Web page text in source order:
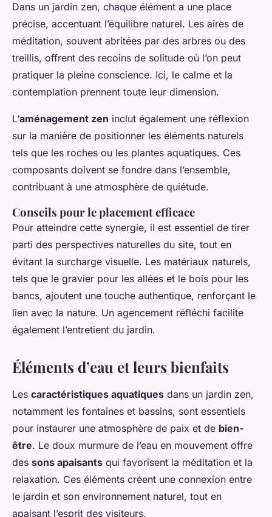
Dans un jardin zen, chaque élément a une place
précise, accentuant l’équilibre naturel. Les aires de
méditation, souvent abritées par des arbres ou des
treillis, offrent des recoins de solitude où l’on peut
pratiquer la pleine conscience. Ici, le calme et la
contemplation prennent toute leur dimension.
L’aménagement zen inclut également une réflexion
sur la manière de positionner les éléments naturels
tels que les roches ou les plantes aquatiques. Ces
composants doivent se fondre dans l’ensemble,
contribuant à une atmosphère de quiétude.
Conseils pour le placement efficace
Pour atteindre cette synergie, il est essentiel de tirer
parti des perspectives naturelles du site, tout en
évitant la surcharge visuelle. Les matériaux naturels,
tels que le gravier pour les allées et le bois pour les
bancs, ajoutent une touche authentique, renforçant le
lien avec la nature. Un agencement réfléchi facilite
également l’entretient du jardin.
Éléments d’eau et leurs bienfaits
Les caractéristiques aquatiques dans un jardin zen,
notamment les fontaines et bassins, sont essentiels
pour instaurer une atmosphère de paix et de bien-
être. Le doux murmure de l’eau en mouvement offre
des sons apaisants qui favorisent la méditation et la
relaxation. Ces éléments créent une connexion entre
le jardin et son environnement naturel, tout en
apaisant l’esprit des visiteurs.